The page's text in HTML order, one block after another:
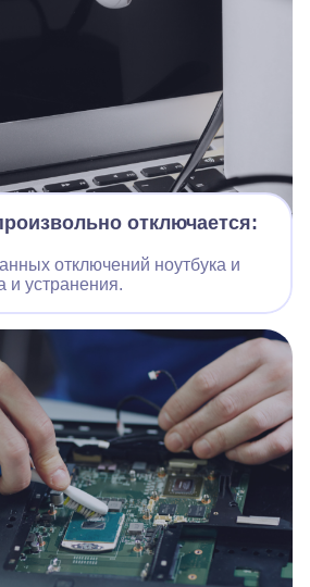
отключается:
отключений ноутбука и
и устранения.